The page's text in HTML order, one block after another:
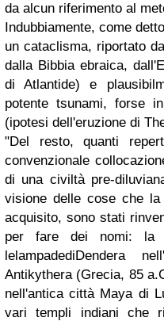
da alcun riferimento al
Indubbiamente, come
un cataclisma, riportato
dalla Bibbia ebraica,
di Atlantide) e
potente tsunami, forse
(ipotesi dell'eruzione di
"Del resto, quanti
convenzionale
di una civiltà pre-
visione delle cose che
acquisito, sono stati
per fare dei nomi: la
lelampadediDendera
Antikythera (Grecia, 85
nell'antica città Maya di
vari templi indiani che